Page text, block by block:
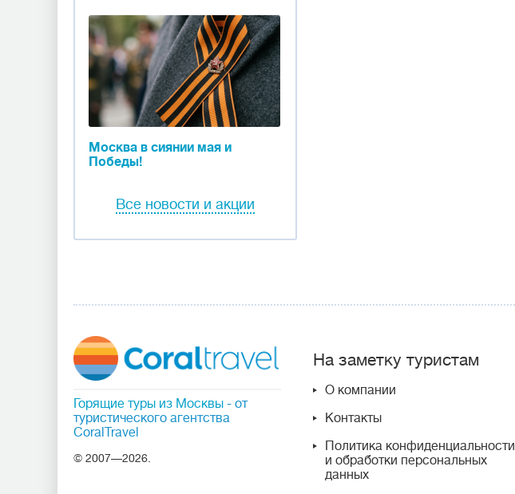
Москва в сиянии мая и
Победы!
Все новости и акции
Горящие туры из Москвы - от
туристического агентства
CoralTravel
© 2007—2026.
На заметку туристам
О компании
Контакты
Политика конфиденциальности
и обработки персональных
данных